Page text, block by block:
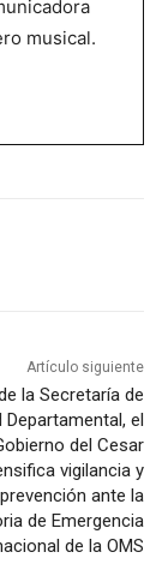
musical.
Artículo siguiente
la Secretaría de
Departamental, el
del Cesar
vigilancia y
prevención ante la
de Emergencia
de la OMS